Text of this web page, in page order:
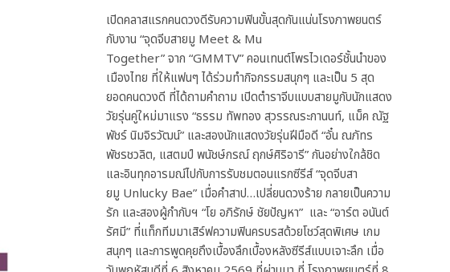
เปิดคลาสแรกคนดวงดีรับความฟินขั้นสุดกันแน่นโรงภาพยนตร์
กับงาน “จุดจีบสายมู Meet & Mu
Together” จาก “GMMTV” คอนเทนต์โพรไวเดอร์ชั้นนำของ
เมืองไทย ที่ให้แฟนๆ ได้ร่วมทำกิจกรรมสนุกๆ และเป็น 5 สุด
ยอดคนดวงดี ที่ได้ถามคำถาม เปิดตำราจีบแบบสายมูกับนักแสดง
วัยรุ่นคู่ใหม่มาแรง “ธรรม ทัพทอง สุวรรณระกานนท์, แม็ค ณัฐ
พัชร์ นิมจิรวัฒน์” และสองนักแสดงวัยรุ่นฝีมือดี “อั๋น ณภัทร
พัชรชวลิต, แสตมป์ พนัชษ์กรณ์ ฤกษ์ศิริอารี” กันอย่างใกล้ชิด
และอินทุกอารมณ์ไปกับการรับชมตอนแรกซีรีส์ “จุดจีบสา
ยมู Unlucky Bae” เมื่อคำสาป…เปลี่ยนดวงร้าย กลายเป็นความ
รัก และสองผู้กำกับฯ “โย อภิรักษ์ ชัยปัญหา” และ “อาร์ต อนันต์
รัศมี” ที่แท็กทีมมาเสิร์ฟความฟินครบรสด้วยโชว์สุดพิเศษ เกม
สนุกๆ และการพูดคุยถึงเบื้องลึกเบื้องหลังซีรีส์แบบเจาะลึก เมื่อ